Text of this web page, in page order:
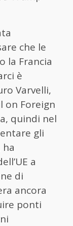
che le
la Francia
è
Varvelli,
on Foreign
quindi nel
gli
ha
a
di
ancora
ponti